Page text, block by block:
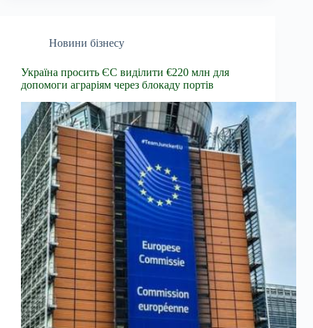
Новини бізнесу
Україна просить ЄС виділити €220 млн для
допомоги аграріям через блокаду портів